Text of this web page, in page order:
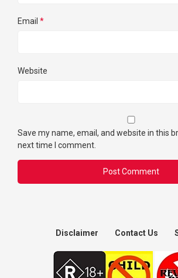
Email *
Website
Save my name, email, and website in this
next time I comment.
Disclaimer Contact Us